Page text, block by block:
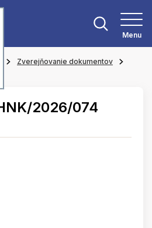
Menu
Zverejňovanie dokumentov
2026/074